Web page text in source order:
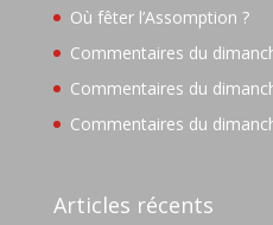
Où fêter l’Assomption ?
Commentaires du
Commentaires du
Commentaires du
Articles récents